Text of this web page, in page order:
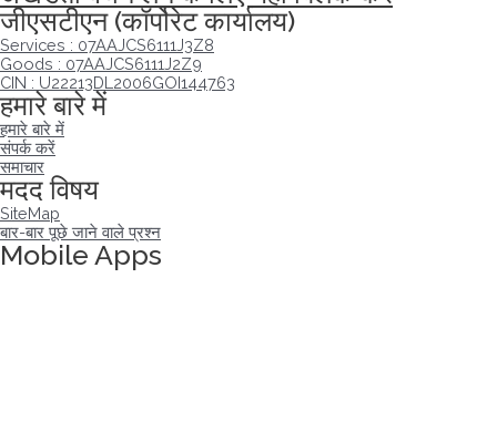
जीएसटीएन (कॉर्पोरेट कार्यालय)
Services : 07AAJCS6111J3Z8
Goods : 07AAJCS6111J2Z9
CIN : U22213DL2006GOI144763
हमारे बारे में
हमारे बारे में
संपर्क करें
समाचार
मदद विषय
SiteMap
बार-बार पूछे जाने वाले प्रश्न
Mobile Apps